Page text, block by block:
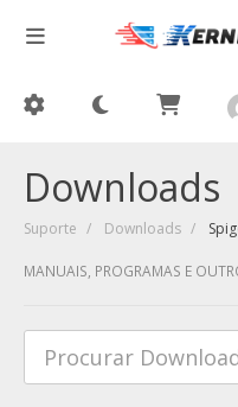
Downloads
Suporte Downloads
MANUAIS, PROGRAMAS E